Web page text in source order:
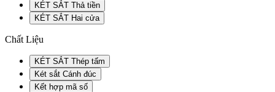
KÉT SẮT Thả tiền
KÉT SẮT Hai cửa
Chất Liệu
KÉT SẮT Thép tấm
Két sắt Cánh đúc
Kết hợp mã số